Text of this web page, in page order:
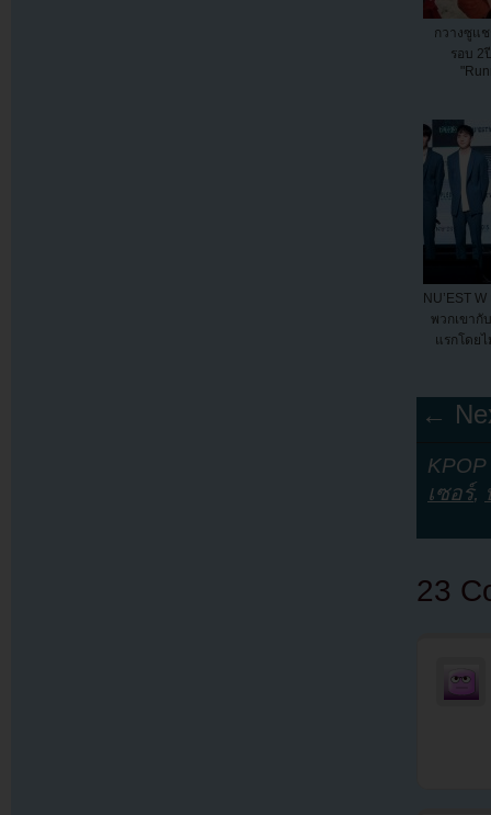
กวางซูแ
รอบ 2
NU’EST
พวกเขากั
แรกโดย
←
เซอร์,
23